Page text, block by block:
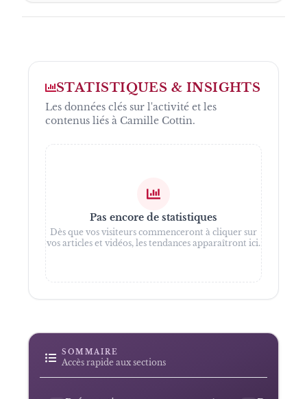
STATISTIQUES & INSIGHTS
Les données clés sur l'activité et les
contenus liés à Camille Cottin.
Pas encore de statistiques
Dès que vos visiteurs commenceront à cliquer sur
vos articles et vidéos, les tendances apparaîtront ici.
SOMMAIRE
Accès rapide aux sections